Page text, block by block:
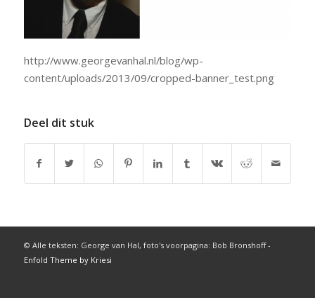
http://www.georgevanhal.nl/blog/wp-
content/uploads/2013/09/cropped-banner_test.png
Deel dit stuk
© Alle teksten: George van Hal, foto's voorpagina: Bob Bronshoff -
Enfold Theme by Kriesi